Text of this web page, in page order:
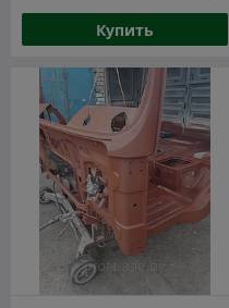
Купить